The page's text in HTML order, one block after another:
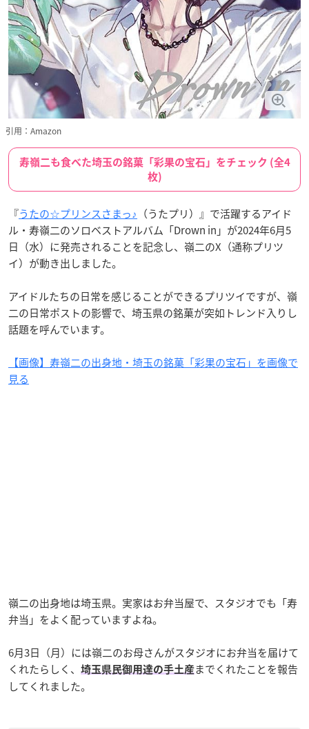
引用：Amazon
寿嶺二も食べた埼玉の銘菓「彩果の宝石」をチェック (全4
枚)
『うたの☆プリンスさまっ♪ （うたプリ）』で活躍するアイド
ル・寿嶺二のソロベストアルバム「Drown in」が2024年6月5
日（水）に発売されることを記念し、嶺二のX（通称プリツ
イ）が動き出しました。
アイドルたちの日常を感じることができるプリツイですが、嶺
二の日常ポストの影響で、埼玉県の銘菓が突如トレンド入りし
話題を呼んでいます。
【画像】寿嶺二の出身地・埼玉の銘菓「彩果の宝石」を画像で
見る
嶺二の出身地は埼玉県。実家はお弁当屋で、スタジオでも「寿
弁当」をよく配っていますよね。
6月3日（月）には嶺二のお母さんがスタジオにお弁当を届けて
くれたらしく、
埼玉県民御用達の手土産までくれたことを報告
してくれました。